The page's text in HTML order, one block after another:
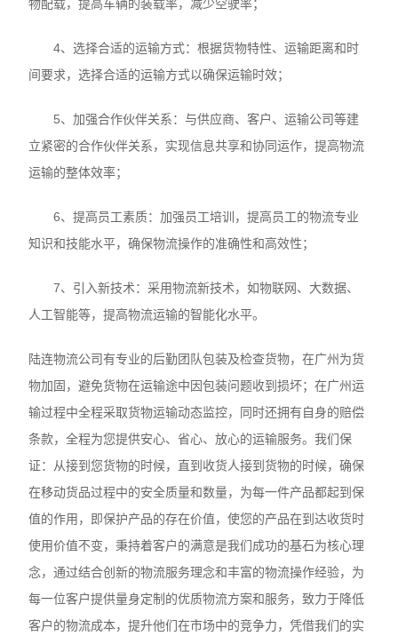
物配载，提高车辆的装载率，减少空驶率；
4、选择合适的运输方式：根据货物特性、运输距离和时
间要求，选择合适的运输方式以确保运输时效；
5、加强合作伙伴关系：与供应商、客户、运输公司等建
立紧密的合作伙伴关系，实现信息共享和协同运作，提高物流
运输的整体效率；
6、提高员工素质：加强员工培训，提高员工的物流专业
知识和技能水平，确保物流操作的准确性和高效性；
7、引入新技术：采用物流新技术，如物联网、大数据、
人工智能等，提高物流运输的智能化水平。
陆连物流公司有专业的后勤团队包装及检查货物，在广州为货
物加固，避免货物在运输途中因包装问题收到损坏；在广州运
输过程中全程采取货物运输动态监控，同时还拥有自身的赔偿
条款，全程为您提供安心、省心、放心的运输服务。我们保
证：从接到您货物的时候，直到收货人接到货物的时候，确保
在移动货品过程中的安全质量和数量，为每一件产品都起到保
值的作用，即保护产品的存在价值，使您的产品在到达收货时
使用价值不变，秉持着客户的满意是我们成功的基石为核心理
念，通过结合创新的物流服务理念和丰富的物流操作经验，为
每一位客户提供量身定制的优质物流方案和服务，致力于降低
客户的物流成本，提升他们在市场中的竞争力，凭借我们的实